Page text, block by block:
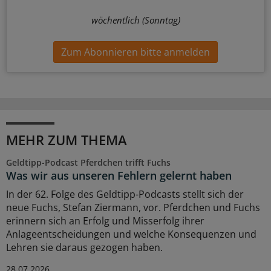
wöchentlich (Sonntag)
Zum Abonnieren bitte anmelden
MEHR ZUM THEMA
Geldtipp-Podcast Pferdchen trifft Fuchs
Was wir aus unseren Fehlern gelernt haben
In der 62. Folge des Geldtipp-Podcasts stellt sich der
neue Fuchs, Stefan Ziermann, vor. Pferdchen und Fuchs
erinnern sich an Erfolg und Misserfolg ihrer
Anlageentscheidungen und welche Konsequenzen und
Lehren sie daraus gezogen haben.
28.07.2026